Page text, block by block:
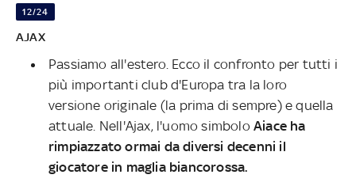
12/24
AJAX
Passiamo all'estero. Ecco il confronto per tutti i
più importanti club d'Europa tra la loro
versione originale (la prima di sempre) e quella
attuale. Nell'Ajax, l'uomo simbolo Aiace ha
rimpiazzato ormai da diversi decenni il
giocatore in maglia biancorossa.